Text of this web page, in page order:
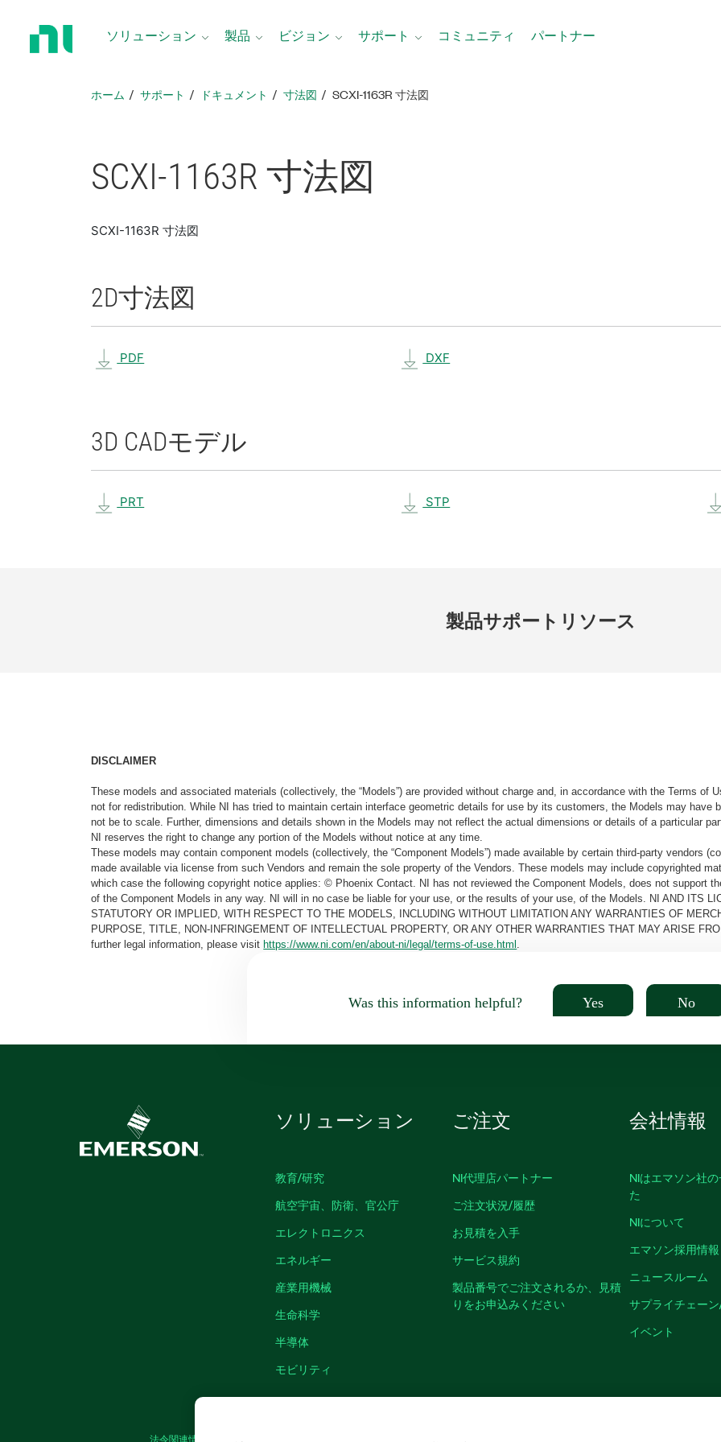
ソリューション 製品 ビジョン サポート コミュニティ パートナー
ホーム サポート ドキュメント 寸法図 SCXI-1163R 寸法図
SCXI-1163R 寸法図
SCXI-1163R 寸法図
2D寸法図
PDF DXF
3D CADモデル
PRT STP
製品サポート リソース
DISCLAIMER
These models and associated materials (collectively, the “Models”) are provided without charge and, in accordance with the Terms of
not for redistribution. While NI has tried to maintain certain interface geometric details for use by its customers, the Models may have
not be to scale. Further, dimensions and details shown in the Models may not reflect the actual dimensions or details of a particular
NI reserves the right to change any portion of the Models without notice at any time.
These models may contain component models (collectively, the “Component Models”) made available by certain third-party vendors
made available via license from such Vendors and remain the sole property of the Vendors. These models may include copyrighted
which case the following copyright notice applies: © Phoenix Contact. NI has not reviewed the Component Models, does not support
of the Component Models in any way. NI will in no case be liable for your use, or the results of your use, of the Models. NI AND ITS
STATUTORY OR IMPLIED, WITH RESPECT TO THE MODELS, INCLUDING WITHOUT LIMITATION ANY WARRANTIES OF
PURPOSE, TITLE, NON-INFRINGEMENT OF INTELLECTUAL PROPERTY, OR ANY OTHER WARRANTIES THAT MAY ARISE
further legal information, please visithttps://www.ni.com/en/about-ni/legal/terms-of-use.html
Was this information helpful? Yes No
ソリューション
教育/研究
航空宇宙、防衛、官公庁
エレクトロニクス
エネルギー
産業用機械
生命科学
半導体
モビリティ
ご注文
NI代理店パートナー
ご注文状況/履歴
お見積を入手
サービス規約
製品番号でご注文されるか、見積
りをお申込みください
会社情報
NIはエマソン社
た
NIについて
エマソン採用情報
ニュースルーム
サプライチェー
イベント
法令関連情報 IMPRINT